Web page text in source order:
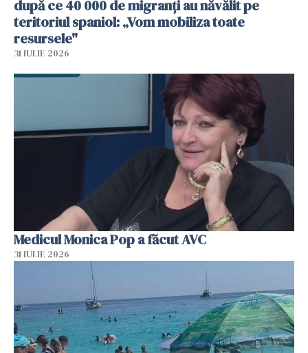
după ce 40 000 de migranți au năvălit pe
teritoriul spaniol: „Vom mobiliza toate
resursele"
31 IULIE 2026
Medicul Monica Pop a făcut AVC
31 IULIE 2026